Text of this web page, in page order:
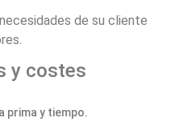
de su cliente
y costes
prima y tiempo.